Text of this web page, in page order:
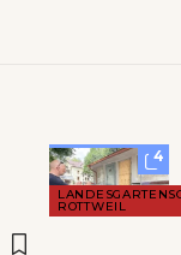
4
ROTTWEIL